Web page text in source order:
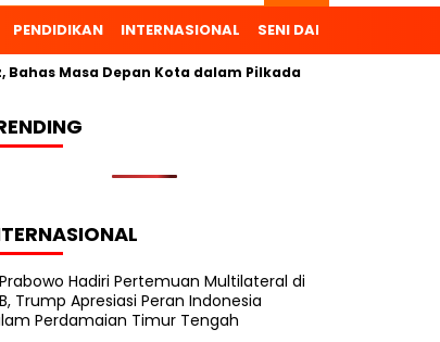
PENDIDIKAN INTERNASIONAL SENI DAN BUDAYA
Masa Depan Kota dalam Pilkada